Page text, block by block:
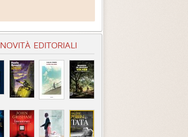
NOVITÀ EDITORIALI